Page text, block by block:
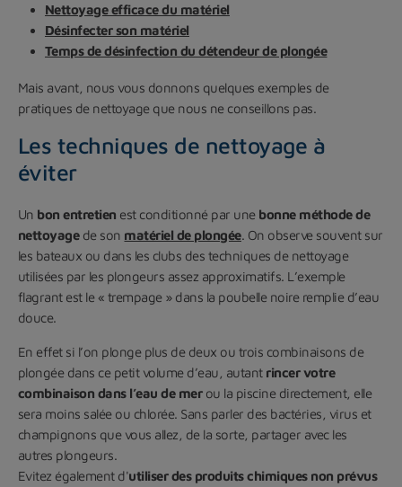
Nettoyage efficace du matériel
Désinfecter son matériel
Temps de désinfection du détendeur de plongée
Mais avant, nous vous donnons quelques exemples de
pratiques de nettoyage que nous ne conseillons pas.
Les techniques de nettoyage à
éviter
Un bon entretien est conditionné par une bonne méthode de
nettoyagede son matériel de plongée. On observe souvent sur
les bateaux ou dans les clubs des techniques de nettoyage
utilisées par les plongeurs assez approximatifs. L’exemple
flagrant est le « trempage » dans la poubelle noire remplie d’eau
douce.
En effet si l’on plonge plus de deux ou trois combinaisons de
plongée dans ce petit volume d’eau, autant rincer votre
combinaison dans l’eau de merou la piscine directement, elle
sera moins salée ou chlorée. Sans parler des bactéries, virus et
champignons que vous allez, de la sorte, partager avec les
autres plongeurs.
Evitez également d'utiliser des produits chimiques non prévus